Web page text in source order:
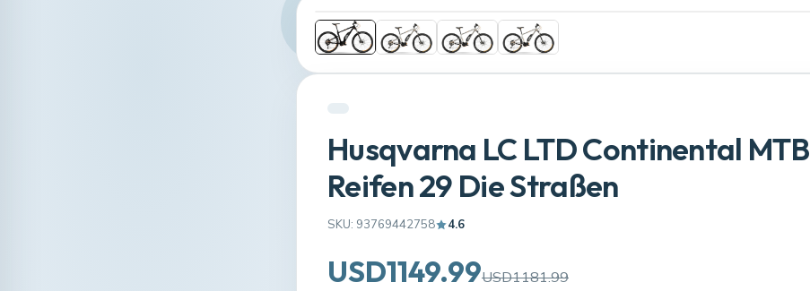
Husqvarna LC LTD Continental MTB
Reifen 29 Die Straßen
SKU: 93769442758 4.6
USD1149.99USD1181.99